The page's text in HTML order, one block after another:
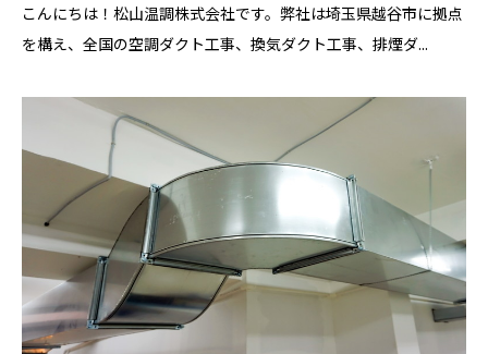
こんにちは！松山温調株式会社です。弊社は埼玉県越谷市に拠点
を構え、全国の空調ダクト工事、換気ダクト工事、排煙ダ...